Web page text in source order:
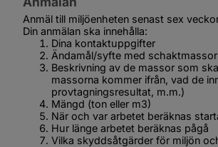
Anmäl till miljöenheten senast sex
Din anmälan ska innehålla:
Dina kontaktuppgifter
Ändamål/syfte med
Beskrivning av de massor som
massorna kommer ifrån, vad de
provtagningsresultat, m.m.)
Mängd (ton eller m3)
När och var arbetet beräknas
Hur länge arbetet beräknas pågå
Vilka skyddsåtgärder för miljön